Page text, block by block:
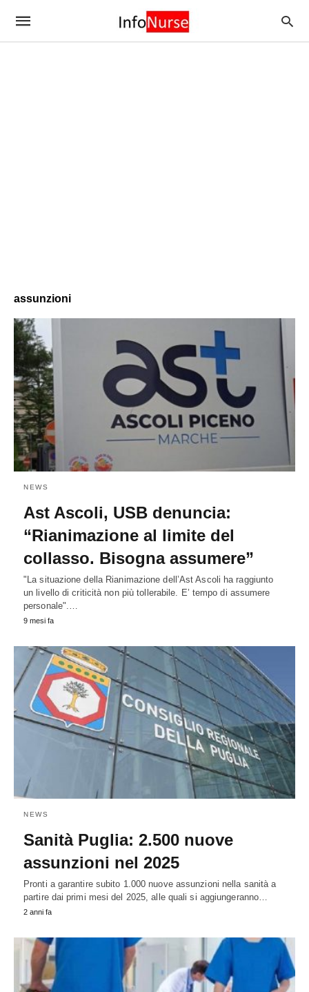
assunzioni
NEWS
Ast Ascoli, USB denuncia:
“Rianimazione al limite del
collasso. Bisogna assumere”
"La situazione della Rianimazione dell’Ast Ascoli ha raggiunto
un livello di criticità non più tollerabile. E’ tempo di assumere
personale".…
9 mesi fa
NEWS
Sanità Puglia: 2.500 nuove
assunzioni nel 2025
Pronti a garantire subito 1.000 nuove assunzioni nella sanità a
partire dai primi mesi del 2025, alle quali si aggiungeranno…
2 anni fa